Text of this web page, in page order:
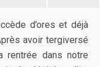
d’ores et déjà
avoir tergiversé
rentrée dans notre